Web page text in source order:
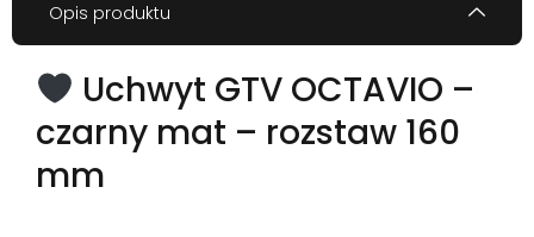
Opis produktu
Uchwyt GTV OCTAVIO –
czarny mat – rozstaw 160
mm